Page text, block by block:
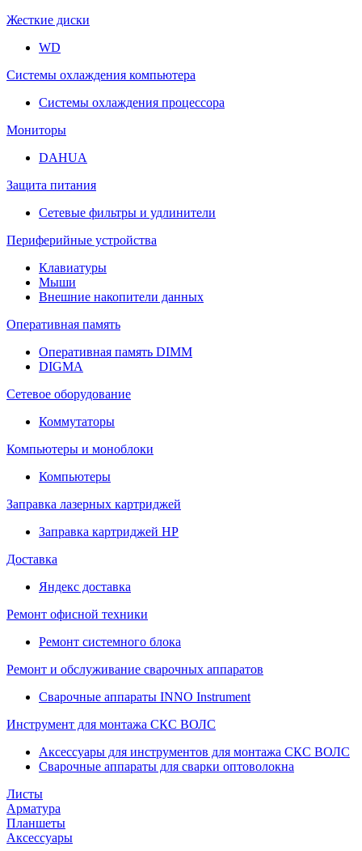
Жесткие диски
WD
Системы охлаждения компьютера
Системы охлаждения процессора
Мониторы
DAHUA
Защита питания
Сетевые фильтры и удлинители
Периферийные устройства
Клавиатуры
Мыши
Внешние накопители данных
Оперативная память
Оперативная память DIMM
DIGMA
Сетевое оборудование
Коммутаторы
Компьютеры и моноблоки
Компьютеры
Заправка лазерных картриджей
Заправка картриджей HP
Доставка
Яндекс доставка
Ремонт офисной техники
Ремонт системного блока
Ремонт и обслуживание сварочных аппаратов
Сварочные аппараты INNO Instrument
Инструмент для монтажа СКС ВОЛС
Аксессуары для инструментов для монтажа СКС ВОЛС
Сварочные аппараты для сварки оптоволокна
Листы
Арматура
Планшеты
Аксессуары